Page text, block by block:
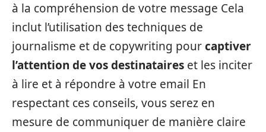
à la compréhension de votre message Cela
inclut l’utilisation des techniques de
journalisme et de copywriting pourcaptiver
l’attention de vos destinataires et les inciter
à lire et à répondre à votre email En
respectant ces conseils, vous serez en
mesure de communiquer de manière claire